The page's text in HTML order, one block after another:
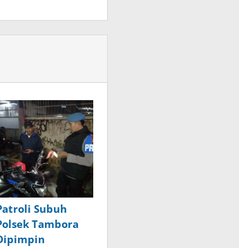
Subuh
Tambora